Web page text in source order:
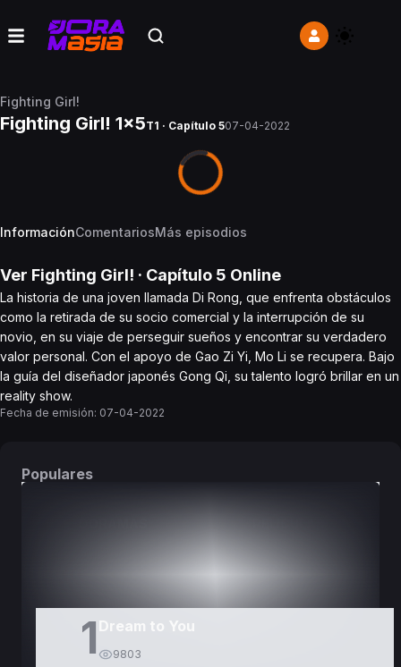
Fighting Girl!
Fighting Girl! 1x5T1 · Capítulo 507-04-2022
InformaciónComentariosMás episodios
Ver Fighting Girl! · Capítulo 5 Online
La historia de una joven llamada Di Rong, que enfrenta obstáculos
como la retirada de su socio comercial y la interrupción de su
novio, en su viaje de perseguir sueños y encontrar su verdadero
valor personal. Con el apoyo de Gao Zi Yi, Mo Li se recupera. Bajo
la guía del diseñador japonés Gong Qi, su talento logró brillar en un
reality show.
Fecha de emisión: 07-04-2022
Populares
1 Dream to You
9803